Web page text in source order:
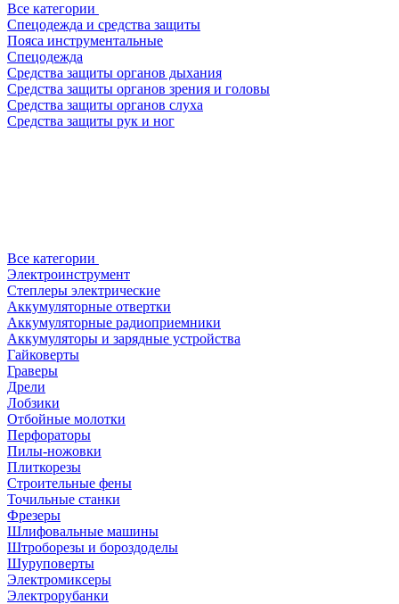
Все категории
Спецодежда и средства защиты
Пояса инструментальные
Спецодежда
Средства защиты органов дыхания
Средства защиты органов зрения и головы
Средства защиты органов слуха
Средства защиты рук и ног
Все категории
Электроинструмент
Степлеры электрические
Аккумуляторные отвертки
Аккумуляторные радиоприемники
Аккумуляторы и зарядные устройства
Гайковерты
Граверы
Дрели
Лобзики
Отбойные молотки
Перфораторы
Пилы-ножовки
Плиткорезы
Строительные фены
Точильные станки
Фрезеры
Шлифовальные машины
Штроборезы и бороздоделы
Шуруповерты
Электромиксеры
Электрорубанки